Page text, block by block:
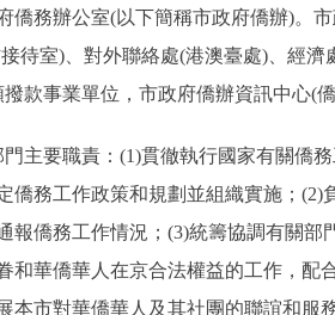
個人服務
便民服務
仲介服務
僑務辦公室(以下簡稱市政府僑辦)。
待室)、對外聯絡處(港澳臺處)、經
撥款事業單位，市政府僑辦資訊中心(
要職責：(1)貫徹執行國家有關僑務
僑務工作政策和規劃並組織實施；
報僑務工作情況；(3)統籌協調有關
和華僑華人在京合法權益的工作，配
本市對華僑華人及其社團的聯誼和服